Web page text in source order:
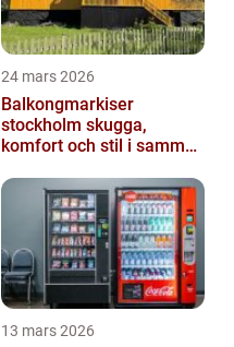
24 mars 2026
Balkongmarkiser
stockholm skugga,
komfort och stil i samma
13 mars 2026